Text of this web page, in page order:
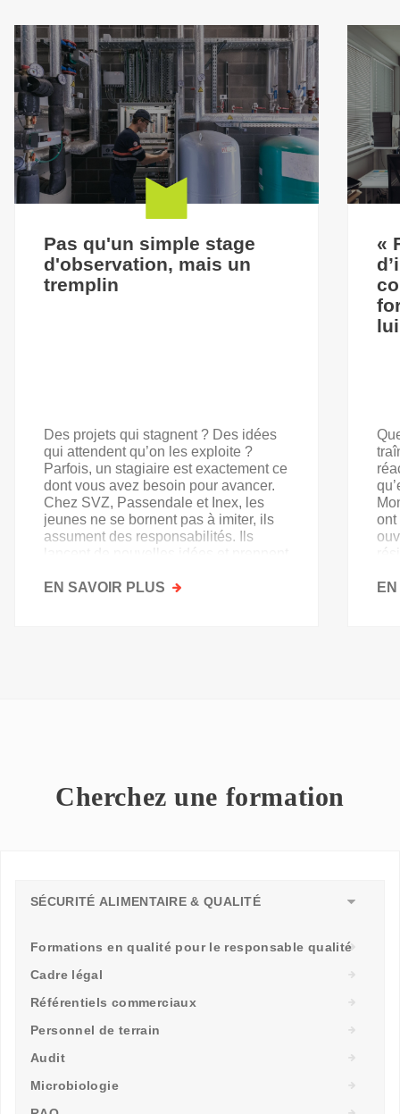
Pas qu'un simple stage
d'observation, mais un
tremplin
Des projets qui stagnent ? Des idées
qui attendent qu’on les exploite ?
Parfois, un stagiaire est exactement ce
dont vous avez besoin pour avancer.
Chez SVZ, Passendale et Inex, les
jeunes ne se bornent pas à imiter, ils
assument des responsabilités. Ils
lancent de nouvelles idées et prennent
EN SAVOIR PLUS SUR
«
ont
Cherchez une formation
SÉCURITÉ ALIMENTAIRE & QUALITÉ
Formations en qualité pour le responsable qualité
Cadre légal
Référentiels commerciaux
Personnel de terrain
Audit
Microbiologie